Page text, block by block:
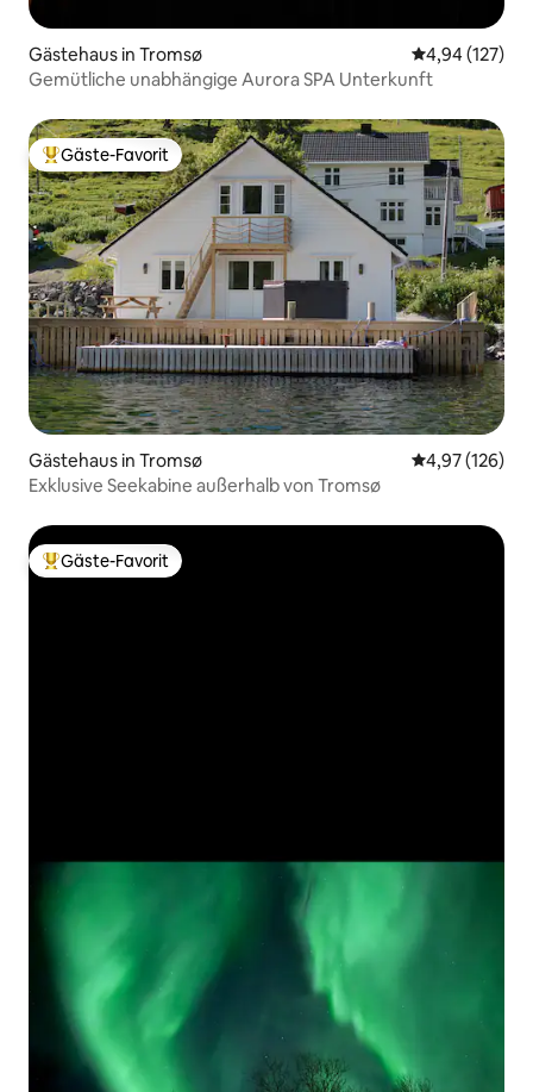
Gästehaus in Tromsø
4,94 (127)
Gemütliche unabhängige Aurora SPA Unterkunft
Beliebter Gäste-Favorit.
Gäste-Favorit
Gästehaus in Tromsø
4,97 (126)
Exklusive Seekabine außerhalb von Tromsø
Beliebter Gäste-Favorit.
Gäste-Favorit